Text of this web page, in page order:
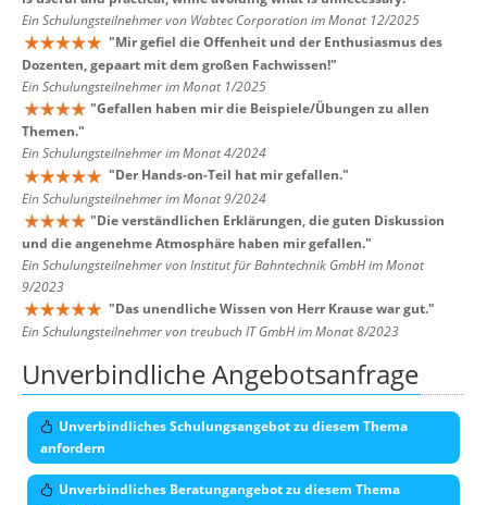
Ein Schulungsteilnehmer von Wabtec Corporation im Monat 12/2025
"Mir gefiel die Offenheit und der Enthusiasmus des
Dozenten, gepaart mit dem großen Fachwissen!"
Ein Schulungsteilnehmer im Monat 1/2025
"Gefallen haben mir die Beispiele/Übungen zu allen
Themen."
Ein Schulungsteilnehmer im Monat 4/2024
"Der Hands-on-Teil hat mir gefallen."
Ein Schulungsteilnehmer im Monat 9/2024
"Die verständlichen Erklärungen, die guten Diskussion
und die angenehme Atmosphäre haben mir gefallen."
Ein Schulungsteilnehmer von Institut für Bahntechnik GmbH im Monat
9/2023
"Das unendliche Wissen von Herr Krause war gut."
Ein Schulungsteilnehmer von treubuch IT GmbH im Monat 8/2023
Unverbindliche Angebotsanfrage
Unverbindliches Schulungsangebot zu diesem Thema
anfordern
Unverbindliches Beratungangebot zu diesem Thema